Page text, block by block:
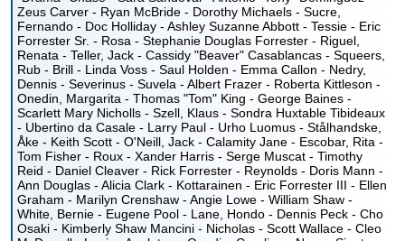
Zeus Carver - Ryan McBride - Dorothy Michaels - Sucre,
Fernando - Doc Holliday - Ashley Suzanne Abbott - Tessie - Eric
Forrester Sr. - Rosa - Stephanie Douglas Forrester - Riguel,
Renata - Teller, Jack - Cassidy "Beaver" Casablancas - Squeers,
Rub - Brill - Linda Voss - Saul Holden - Emma Callon - Nedry,
Dennis - Severinus - Suvela - Albert Frazer - Roberta Kittleson -
Onedin, Margarita - Thomas "Tom" King - George Baines -
Scarlett Mary Nicholls - Szell, Klaus - Sondra Huxtable Tibideaux
- Ubertino da Casale - Larry Paul - Urho Luomus - Stålhandske,
Åke - Keith Scott - O'Neill, Jack - Calamity Jane - Escobar, Rita -
Tom Fisher - Roux - Xander Harris - Serge Muscat - Timothy
Reid - Daniel Cleaver - Rick Forrester - Reynolds - Doris Mann -
Ann Douglas - Alicia Clark - Kottarainen - Eric Forrester III - Ellen
Graham - Marilyn Crenshaw - Angie Lowe - William Shaw -
White, Bernie - Eugene Pool - Lane, Hondo - Dennis Peck - Cho
Osaki - Kimberly Shaw Mancini - Nicholas - Scott Wallace - Cleo